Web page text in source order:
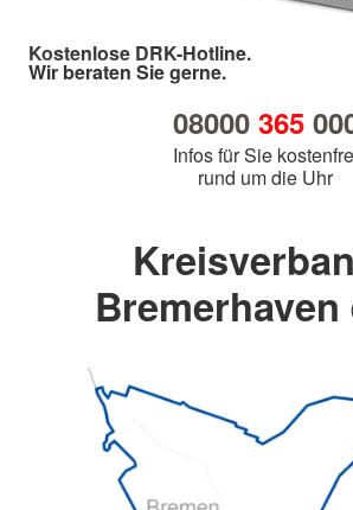
Kostenlose DRK-Hotline.
Wir beraten Sie gerne.
08000 365
Infos für Sie
rund um die Uhr
Bremerhaven